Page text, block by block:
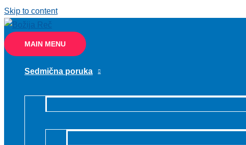
Skip to content
MAIN MENU
Sedmična poruka